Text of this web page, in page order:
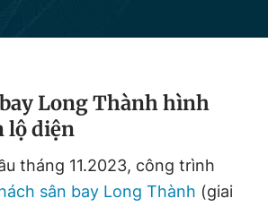
Tòa soạn Chính sách bảo
Ngọc Toàn
trực: Hải Thành
Hiếu Dũng
Việt Hưng
Đức Trung
Long Thành hình
lộ diện
tháng 11.2023, công trình
sân bay Long Thành (giai